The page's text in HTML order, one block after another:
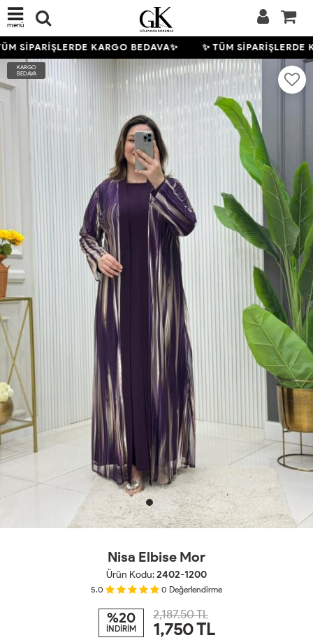
menü
SİPARİŞLERDE KARGO BEDAVA✨ ✨ TÜM SİPARİŞLERDE
KARGO
BEDAVA
Nisa Elbise Mor
Ürün Kodu:2402-1200
5.0 0 Değerlendirme
%20
İNDİRİM
2,187.50 TL
1,750TL